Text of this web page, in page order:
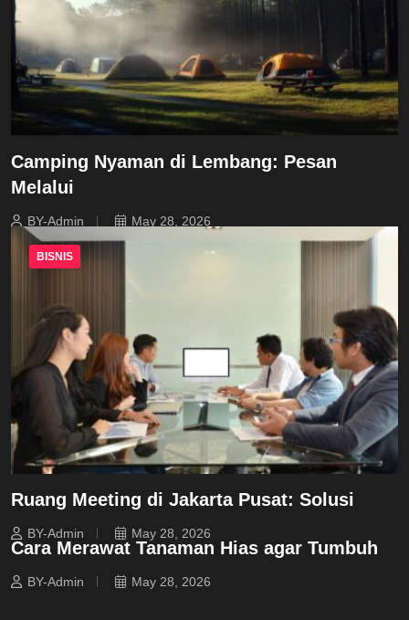
Camping Nyaman di Lembang: Pesan
Melalui
BY-Admin May 28, 2026
BISNIS
Ruang Meeting di Jakarta Pusat: Solusi
BY-Admin May 28, 2026
Cara Merawat Tanaman Hias agar Tumbuh
BY-Admin May 28, 2026